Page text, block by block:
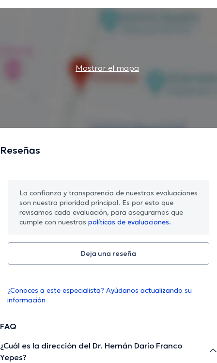
Mostrar el mapa
Reseñas
La confianza y transparencia de nuestras evaluaciones
son nuestra prioridad principal. Es por esto que
revisamos cada evaluación, para asegurarnos que
cumple con nuestras políticas de evaluaciones.
Deja una reseña
¿Conoces a este especialista? Ayúdanos actualizando su
información
FAQ
¿Cuál es la dirección del Dr. Hernán Darío Franco
Yepes?